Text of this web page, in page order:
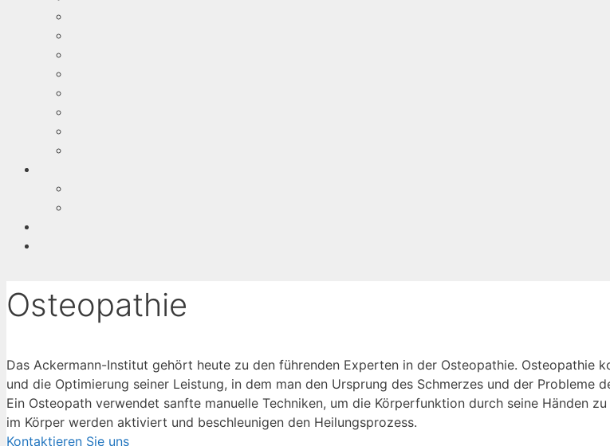
Osteopathie
Das Ackermann-Institut gehört heute zu den führenden Experten in der Osteopathie. Osteopathie
und die Optimierung seiner Leistung, in dem man den Ursprung des Schmerzes und der Probleme
Ein Osteopath verwendet sanfte manuelle Techniken, um die Körperfunktion durch seine Händen
im Körper werden aktiviert und beschleunigen den Heilungsprozess.
Kontaktieren Sie uns